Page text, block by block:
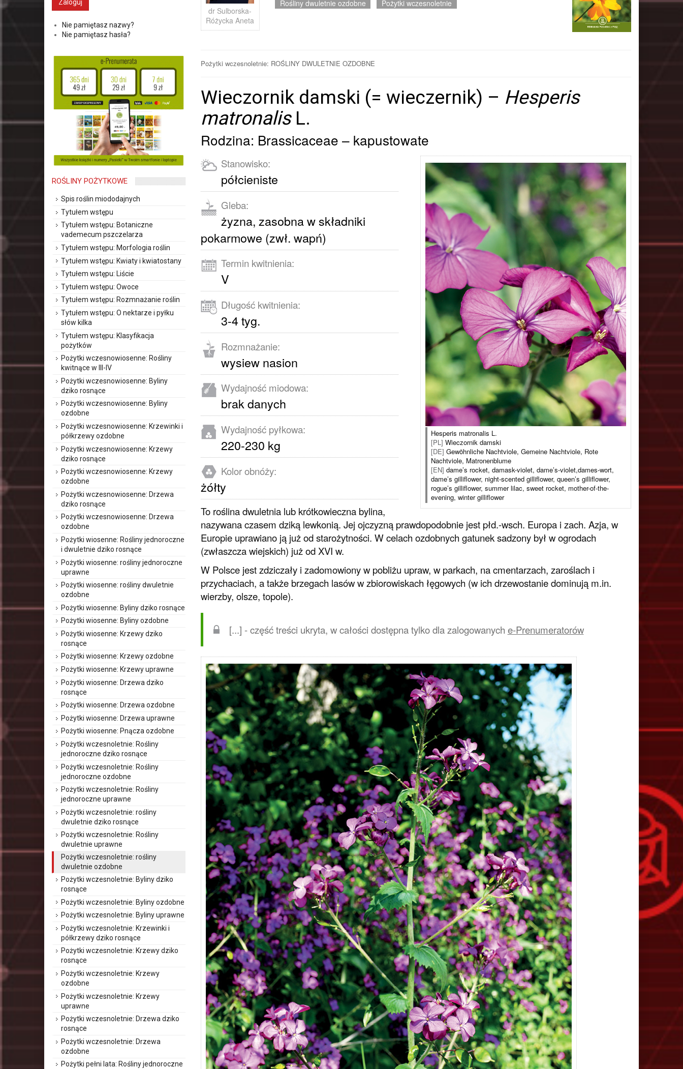
dr Sulborska-
Różycka Aneta
Rośliny dwuletnie ozdobne Pożytki wczesnoletnie
Pożytki wczesnoletnie: ROŚLINY DWULETNIE OZDOBNE
Wieczornik damski (= wieczernik) – Hesperis
matronalisL.
Rodzina: Brassicaceae – kapustowate
Hesperis matronalis L.
[PL] Wieczornik damski
[DE] Gewöhnliche Nachtviole, Gemeine Nachtviole, Rote
Nachtviole, Matronenblume
[EN] dame’s rocket, damask-violet, dame’s-violet,dames-wort,
dame’s gilliflower, night-scented gilliflower, queen’s gilliflower,
rogue’s gilliflower, summer lilac, sweet rocket, mother-of-the-
evening, winter gilliflower
Stanowisko:
półcieniste
Gleba:
żyzna, zasobna w składniki
pokarmowe (zwł. wapń)
Termin kwitnienia:
V
Długość kwitnienia:
3-4 tyg.
Rozmnażanie:
wysiew nasion
Wydajność miodowa:
brak danych
Wydajność pyłkowa:
220-230 kg
Kolor obnóży:
żółty
To roślina dwuletnia lub krótkowieczna bylina,
nazywana czasem dziką lewkonią. Jej ojczyzną prawdopodobnie jest płd.-wsch. Europa i zach. Azja, w
Europie uprawiano ją już od starożytności. W celach ozdobnych gatunek sadzony był w ogrodach
(zwłaszcza wiejskich) już od XVI w.
W Polsce jest zdziczały i zadomowiony w pobliżu upraw, w parkach, na cmentarzach, zaroślach i
przychaciach, a także brzegach lasów w zbiorowiskach łęgowych (w ich drzewostanie dominują m.in.
wierzby, olsze, topole).
[...] - część treści ukryta, w całości dostępna tylko dla zalogowanych e-Prenumeratorów
Nie pamiętasz nazwy?
Nie pamiętasz hasła?
ROŚLINY POŻYTKOWE
Spis roślin miododajnych
Tytułem wstępu
Tytułem wstępu: Botaniczne
vademecum pszczelarza
Tytułem wstępu: Morfologia roślin
Tytułem wstępu: Kwiaty i kwiatostany
Tytułem wstępu: Liście
Tytułem wstępu: Owoce
Tytułem wstępu: Rozmnażanie roślin
Tytułem wstępu: O nektarze i pyłku
słów kilka
Tytułem wstępu: Klasyfikacja
pożytków
Pożytki wczesnowiosenne: Rośliny
kwitnące w III-IV
Pożytki wczesnowiosenne: Byliny
dziko rosnące
Pożytki wczesnowiosenne: Byliny
ozdobne
Pożytki wczesnowiosenne: Krzewinki i
półkrzewy ozdobne
Pożytki wczesnowiosenne: Krzewy
dziko rosnące
Pożytki wczesnowiosenne: Krzewy
ozdobne
Pożytki wczesnowiosenne: Drzewa
dziko rosnące
Pożytki wczesnowiosenne: Drzewa
ozdobne
Pożytki wiosenne: Rośliny jednoroczne
i dwuletnie dziko rosnące
Pożytki wiosenne: rośliny jednoroczne
uprawne
Pożytki wiosenne: rośliny dwuletnie
ozdobne
Pożytki wiosenne: Byliny dziko rosnące
Pożytki wiosenne: Byliny ozdobne
Pożytki wiosenne: Krzewy dziko
rosnące
Pożytki wiosenne: Krzewy ozdobne
Pożytki wiosenne: Krzewy uprawne
Pożytki wiosenne: Drzewa dziko
rosnące
Pożytki wiosenne: Drzewa ozdobne
Pożytki wiosenne: Drzewa uprawne
Pożytki wiosenne: Pnącza ozdobne
Pożytki wczesnoletnie: Rośliny
jednoroczne dziko rosnące
Pożytki wczesnoletnie: Rośliny
jednoroczne ozdobne
Pożytki wczesnoletnie: Rośliny
jednoroczne uprawne
Pożytki wczesnoletnie: rośliny
dwuletnie dziko rosnące
Pożytki wczesnoletnie: Rośliny
dwuletnie uprawne
Pożytki wczesnoletnie: rośliny
dwuletnie ozdobne
Pożytki wczesnoletnie: Byliny dziko
rosnące
Pożytki wczesnoletnie: Byliny ozdobne
Pożytki wczesnoletnie: Byliny uprawne
Pożytki wczesnoletnie: Krzewinki i
półkrzewy dziko rosnące
Pożytki wczesnoletnie: Krzewy dziko
rosnące
Pożytki wczesnoletnie: Krzewy
ozdobne
Pożytki wczesnoletnie: Krzewy
uprawne
Pożytki wczesnoletnie: Drzewa dziko
rosnące
Pożytki wczesnoletnie: Drzewa
ozdobne
Pożytki pełni lata: Rośliny jednoroczne